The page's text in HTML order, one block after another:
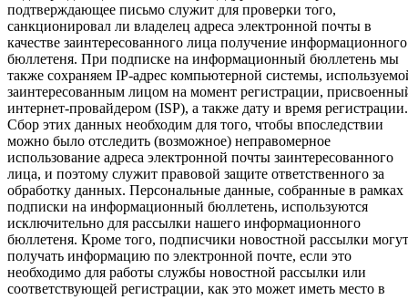
подтверждающее письмо служит для проверки того,
санкционировал ли владелец адреса электронной почты в
качестве заинтересованного лица получение информационного
бюллетеня. При подписке на информационный бюллетень мы
также сохраняем IP-адрес компьютерной системы,
заинтересованным лицом на момент регистрации,
интернет-провайдером (ISP), а также дату и время регистрации.
Сбор этих данных необходим для того, чтобы впоследствии
можно было отследить (возможное) неправомерное
использование адреса электронной почты заинтересованного
лица, и поэтому служит правовой защите ответственного за
обработку данных. Персональные данные, собранные в рамках
подписки на информационный бюллетень, используются
исключительно для рассылки нашего информационного
бюллетеня. Кроме того, подписчики новостной рассылки могут
получать информацию по электронной почте, если это
необходимо для работы службы новостной рассылки или
соответствующей регистрации, как это может иметь место в